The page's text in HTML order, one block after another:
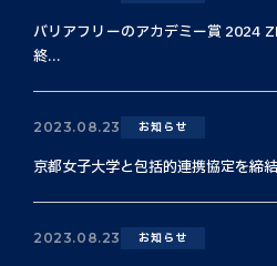
バリアフリーのアカデミー賞 2024
終...
2023.08.23 お知らせ
京都女子大学と包括的連携協定を締
2023.08.23 お知らせ